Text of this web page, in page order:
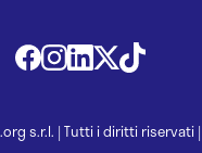
s.r.l. | Tutti i diritti riservati |